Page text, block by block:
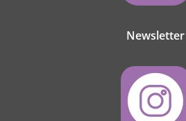
Newsletter